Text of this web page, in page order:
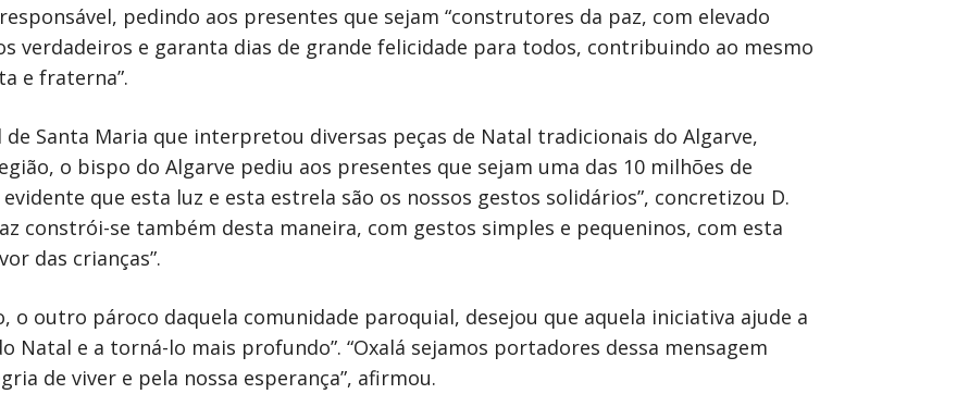
pedindo aos presentes que sejam “construtores da paz, com elevado
verdadeiros e garanta dias de grande felicidade para todos, contribuindo ao mesmo
e fraterna”.
Santa Maria que interpretou diversas peças de Natal tradicionais do Algarve,
o bispo do Algarve pediu aos presentes que sejam uma das 10 milhões de
evidente que esta luz e esta estrela são os nossos gestos solidários”, concretizou D.
constrói-se também desta maneira, com gestos simples e pequeninos, com esta
das crianças”.
o outro pároco daquela comunidade paroquial, desejou que aquela iniciativa ajude a
Natal e a torná-lo mais profundo”. “Oxalá sejamos portadores dessa mensagem
de viver e pela nossa esperança”, afirmou.